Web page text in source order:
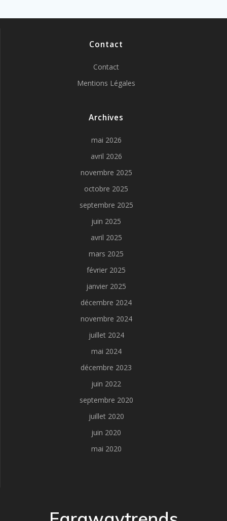
Contact
Contact
Mentions Légales
Archives
mai 2026
avril 2026
novembre 2025
octobre 2025
septembre 2025
juin 2025
avril 2025
mars 2025
février 2025
janvier 2025
décembre 2024
novembre 2024
juillet 2024
mai 2024
décembre 2023
juin 2022
septembre 2020
juillet 2020
juin 2020
mai 2020